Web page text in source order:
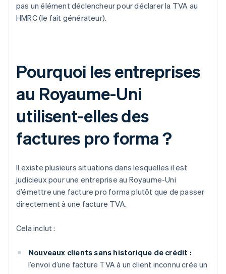
pas un élément déclencheur pour déclarer la TVA au
HMRC (le fait générateur).
Pourquoi les entreprises
au Royaume-Uni
utilisent-elles des
factures pro forma ?
Il existe plusieurs situations dans lesquelles il est
judicieux pour une entreprise au Royaume-Uni
d’émettre une facture pro forma plutôt que de passer
directement à une facture TVA.
Cela inclut :
Nouveaux clients sans historique de crédit :
l’envoi d’une facture TVA à un client inconnu crée un